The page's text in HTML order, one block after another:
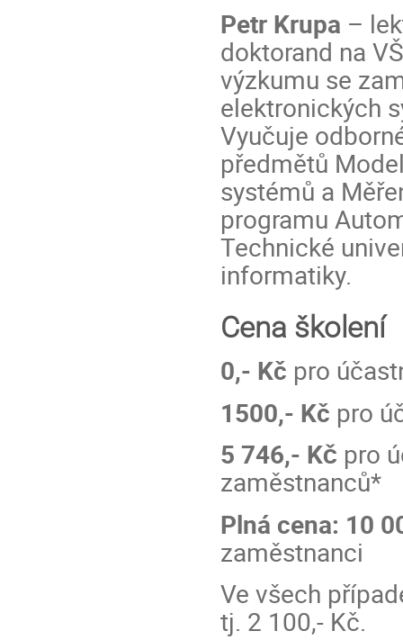
Petr Krupa –
doktorand na
výzkumu se
elektronických
Vyučuje
předmětů
systémů a
programu
Technické
informatiky.
Cena školení
0,- Kč pro
1500,- Kč pro
5 746,- Kč pro
zaměstnanců*
Plná cena: 10
zaměstnanci
Ve všech
tj. 2 100,- Kč.